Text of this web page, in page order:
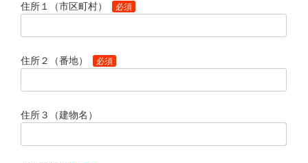
住所１（市区町村）
(必須)
住所２（番地）
(必須)
住所３（建物名）